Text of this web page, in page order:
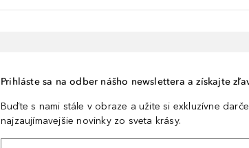
Prihláste sa na odber nášho newslettera a získajte
Buďte s nami stále v obraze a užite si exkluzívne
najzaujímavejšie novinky zo sveta krásy.